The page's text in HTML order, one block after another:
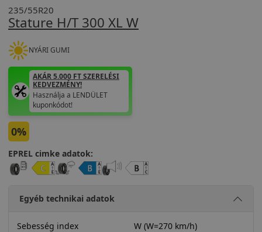
Stature H/T 300 XL W
235/55R20
NYÁRI GUMI
AKÁR 5.000 FT SZERELÉSI
KEDVEZMÉNY!
Használja a LENDÜLET
kuponkódot!
0%
EPREL cimke adatok:
Egyéb technikai adatok
Sebesség index
W (W=270 km/h)